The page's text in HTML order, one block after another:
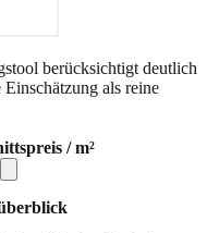
berücksichtigt deutlich
als reine
/ m²